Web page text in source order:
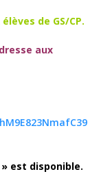
de GS/CP.
aux
est disponible.